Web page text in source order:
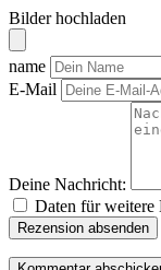
Bilder hochladen
name
E-Mail
Deine Nachricht:
Daten für weitere
Rezension absenden